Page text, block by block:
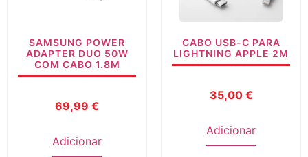
SAMSUNG POWER
ADAPTER DUO 50W
COM CABO 1.8M
69,99 €
Adicionar
CABO USB-C PARA
LIGHTNING APPLE 2M
35,00 €
Adicionar